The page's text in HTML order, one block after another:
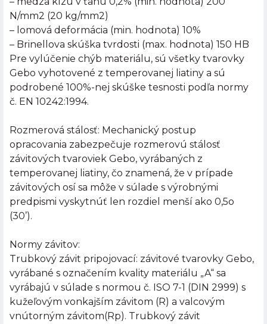
N/mm2 (20 kg/mm2)
– lomová deformácia (min. hodnota) 10%
– Brinellova skúška tvrdosti (max. hodnota) 150 HB
Pre vylúčenie chýb materiálu, sú všetky tvarovky
Gebo vyhotovené z temperovanej liatiny a sú
podrobené 100%-nej skúške tesnosti podľa normy
č. EN 10242:1994.
Rozmerová stálosť: Mechanický postup
opracovania zabezpečuje rozmerovú stálosť
závitových tvaroviek Gebo, vyrábaných z
temperovanej liatiny, čo znamená, že v prípade
závitových osí sa môže v súlade s výrobnými
predpismi vyskytnúť len rozdiel menší ako 0,5o
(30’).
Normy závitov:
Trubkový závit pripojovací: závitové tvarovky Gebo,
vyrábané s označením kvality materiálu „A“ sa
vyrábajú v súlade s normou č. ISO 7-1 (DIN 2999) s
kužeľovým vonkajším závitom (R) a valcovým
vnútorným závitom(Rp). Trubkový závit